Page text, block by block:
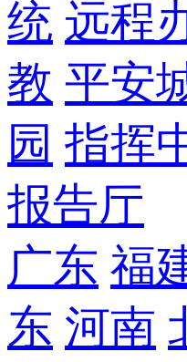
统 远程
教 平安
园 指挥
报告厅
广东 福
东 河南